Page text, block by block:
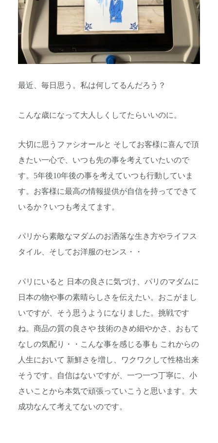
最近、毎日思う。私は何してるんだろう？
こんな歳になって大人しくしてたらいいのに。
大切に思うファシオールと そしてお客様に喜んで頂
きたい一心で、いつも先の事を考えていたいので
す。5年後10年後の事を考えていつも行動していま
す。お客様に最高の情報提供が自信を持ってできて
いるか？いつも考えてます。
パリから素敵なマダムのお洒落な生き方やライフス
タイル、そしてお洋服のセンス・・
パリにいると 日本の良さに気づけ、パリのマダムに
日本の物や事の素晴らしさを伝えたい。おこがまし
いですが、そう思うようになりました。挑戦です
ね。商品の質の良さや 技術のきめ細やかさ、おもて
なしの気配り・・こんな事を感じる事も これからの
人生において 新鮮さを増し、ワクワクして性格出来
そうです。自信はないですが、一つ一つ丁寧に、小
さいことから本気で頑張っていこうと思います。大
成功なんて考えてないのです。